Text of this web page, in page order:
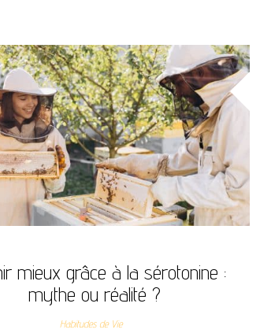
mieux grâce à la sérotonine :
mythe ou réalité ?
Habitudes de Vie